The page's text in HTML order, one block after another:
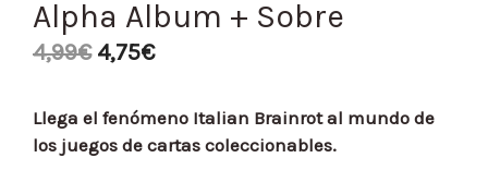
Alpha Album + Sobre
4,99€ 4,75€
Llega el fenómeno Italian Brainrot al mundo de
los juegos de cartas coleccionables.